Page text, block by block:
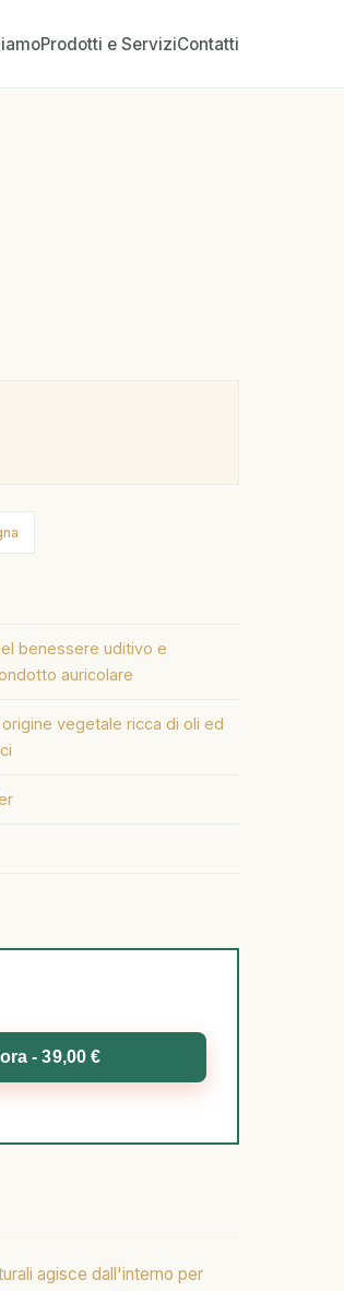
Prodotti e ServiziContatti
benessere uditivo e
auricolare
vegetale ricca di oli ed
- 39,00 €
agisce dall'interno per